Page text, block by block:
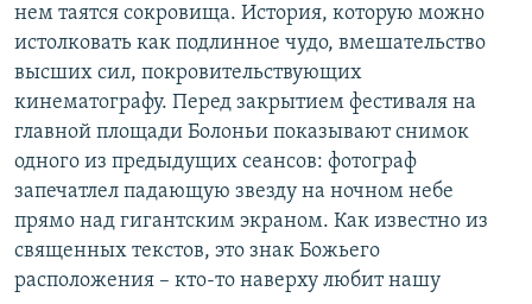
нем таятся сокровища. История, которую можно
истолковать как подлинное чудо, вмешательство
высших сил, покровительствующих
кинематографу. Перед закрытием фестиваля на
главной площади Болоньи показывают снимок
одного из предыдущих сеансов: фотограф
запечатлел падающую звезду на ночном небе
прямо над гигантским экраном. Как известно из
священных текстов, это знак Божьего
расположения – кто-то наверху любит нашу